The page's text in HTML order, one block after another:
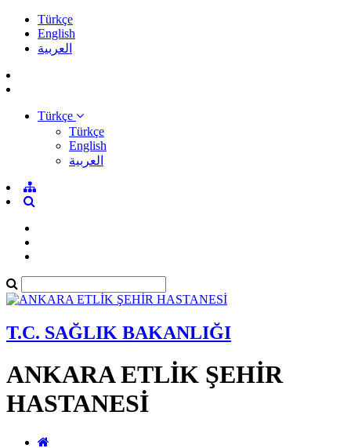
Türkçe
English
العربية
Türkçe
Türkçe
English
العربية
T.C. SAĞLIK BAKANLIĞI
ANKARA ETLİK ŞEHİR
HASTANESİ